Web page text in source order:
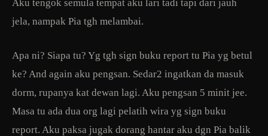
Aku tengok semula tempat aku lari tadi tapi dari jauh
jela, nampak Pia tgh melambai.
Apa ni? Siapa tu? Yg tgh sign buku report tu Pia yg betul
ke? And again aku pengsan. Sedar2 ingatkan da masuk
dorm, rupanya kat dewan lagi. Aku pengsan 5 minit jee.
Masa tu ada dua org lagi pelatih wira yg sign buku
report. Aku paksa jugak dorang hantar aku dgn Pia balik